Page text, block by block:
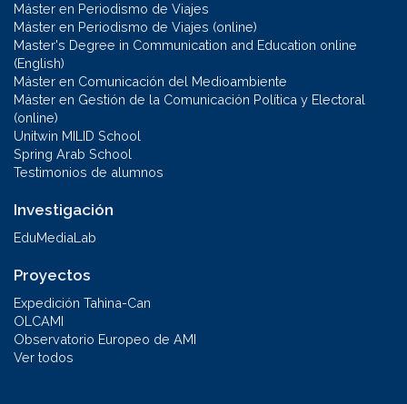
Máster en Periodismo de Viajes
Máster en Periodismo de Viajes (online)
Master's Degree in Communication and Education online
(English)
Máster en Comunicación del Medioambiente
Máster en Gestión de la Comunicación Política y Electoral
(online)
Unitwin MILID School
Spring Arab School
Testimonios de alumnos
Investigación
EduMediaLab
Proyectos
Expedición Tahina-Can
OLCAMI
Observatorio Europeo de AMI
Ver todos